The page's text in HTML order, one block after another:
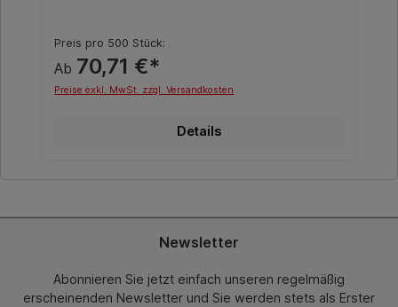
Preis pro 500 Stück:
Ab 70,71 €*
Preise exkl. MwSt. zzgl. Versandkosten
Details
Newsletter
Abonnieren Sie jetzt einfach unseren regelmäßig
erscheinenden Newsletter und Sie werden stets als Erster